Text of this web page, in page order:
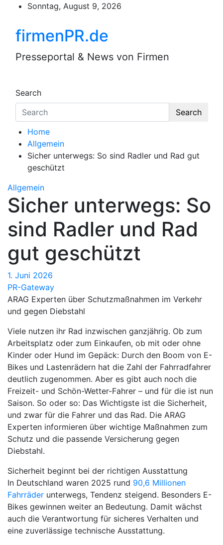
content
Sonntag, August 9, 2026
firmenPR.de
Presseportal & News von Firmen
Search
Search
Home
Allgemein
Sicher unterwegs: So sind Radler und Rad gut
geschützt
Allgemein
Sicher unterwegs: So
sind Radler und Rad
gut geschützt
1. Juni 2026
PR-Gateway
ARAG Experten über Schutzmaßnahmen im Verkehr
und gegen Diebstahl
Viele nutzen ihr Rad inzwischen ganzjährig. Ob zum
Arbeitsplatz oder zum Einkaufen, ob mit oder ohne
Kinder oder Hund im Gepäck: Durch den Boom von E-
Bikes und Lastenrädern hat die Zahl der Fahrradfahrer
deutlich zugenommen. Aber es gibt auch noch die
Freizeit- und Schön-Wetter-Fahrer – und für die ist nun
Saison. So oder so: Das Wichtigste ist die Sicherheit,
und zwar für die Fahrer und das Rad. Die ARAG
Experten informieren über wichtige Maßnahmen zum
Schutz und die passende Versicherung gegen
Diebstahl.
Sicherheit beginnt bei der richtigen Ausstattung
In Deutschland waren 2025 rund 90,6 Millionen
Fahrräder unterwegs, Tendenz steigend. Besonders E-
Bikes gewinnen weiter an Bedeutung. Damit wächst
auch die Verantwortung für sicheres Verhalten und
eine zuverlässige technische Ausstattung.